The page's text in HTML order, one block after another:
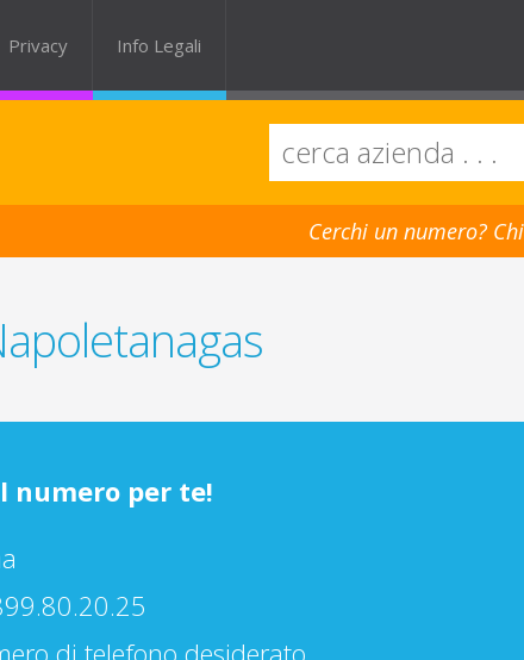
Privacy Info Legali
Cerchi un numero?
numero per te!
di telefono desiderato